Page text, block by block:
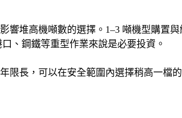
響堆高機噸數的選擇。1–3 噸機型購置
、鋼鐵等重型作業來說是必要投資。
限長，可以在安全範圍內選擇稍高一檔